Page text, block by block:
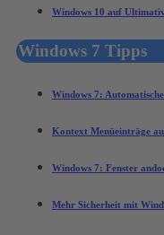
Windows 10 auf
Windows 7 Tipps
Windows 7:
Kontext Menüeinträge
Windows 7: Fenster
Mehr Sicherheit mit